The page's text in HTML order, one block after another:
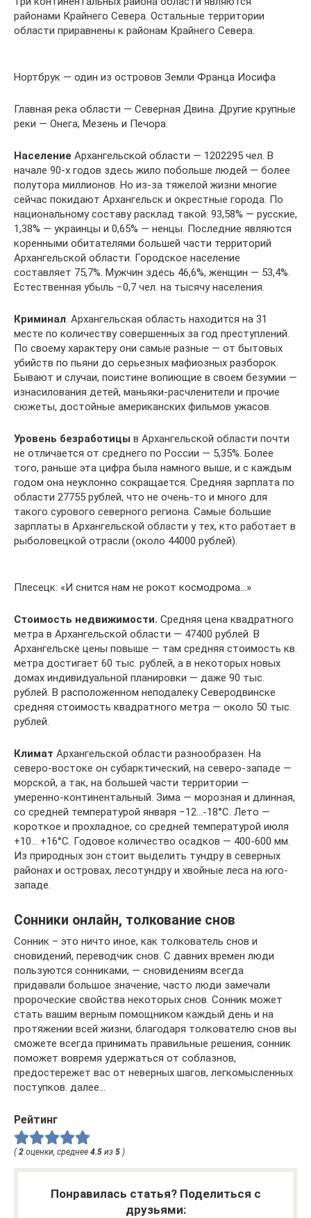
районами Крайнего Севера. Остальные территории
области приравнены к районам Крайнего Севера.
Нортбрук — один из островов Земли Франца Иосифа
Главная река области — Северная Двина. Другие крупные
реки — Онега, Мезень и Печора.
Население Архангельской области — 1202295 чел. В
начале 90-х годов здесь жило побольше людей — более
полутора миллионов. Но из-за тяжелой жизни многие
сейчас покидают Архангельск и окрестные города. По
национальному составу расклад такой: 93,58% — русские,
1,38% — украинцы и 0,65% — ненцы. Последние являются
коренными обитателями большей части территорий
Архангельской области. Городское население
составляет 75,7%. Мужчин здесь 46,6%, женщин — 53,4%.
Естественная убыль −0,7 чел. на тысячу населения.
Криминал . Архангельская область находится на 31
месте по количеству совершенных за год преступлений.
По своему характеру они самые разные — от бытовых
убийств по пьяни до серьезных мафиозных разборок.
Бывают и случаи, поистине вопиющие в своем безумии —
изнасилования детей, маньяки-расчленители и прочие
сюжеты, достойные американских фильмов ужасов.
Уровень безработицы в Архангельской области почти
не отличается от среднего по России — 5,35%. Более
того, раньше эта цифра была намного выше, и с каждым
годом она неуклонно сокращается. Средняя зарплата по
области 27755 рублей, что не очень-то и много для
такого сурового северного региона. Самые большие
зарплаты в Архангельской области у тех, кто работает в
рыболовецкой отрасли (около 44000 рублей).
Плесецк: «И снится нам не рокот космодрома…»
Стоимость недвижимости. Средняя цена квадратного
метра в Архангельской области — 47400 рублей. В
Архангельске цены повыше — там средняя стоимость кв.
метра достигает 60 тыс. рублей, а в некоторых новых
домах индивидуальной планировки — даже 90 тыс.
рублей. В расположенном неподалеку Северодвинске
средняя стоимость квадратного метра — около 50 тыс.
рублей.
Климат Архангельской области разнообразен. На
северо-востоке он субарктический, на северо-западе —
морской, а так, на большей части территории —
умеренно-континентальный. Зима — морозная и длинная,
со средней температурой января −12…-18°С. Лето —
короткое и прохладное, со средней температурой июля
+10… +16°С. Годовое количество осадков — 400-600 мм.
Из природных зон стоит выделить тундру в северных
районах и островах, лесотундру и хвойные леса на юго-
западе.
Сонники онлайн, толкование снов
Сонник – это ничто иное, как толкователь снов и
сновидений, переводчик снов. С давних времен люди
пользуются сонниками, — сновидениям всегда
придавали большое значение, часто люди замечали
пророческие свойства некоторых снов. Сонник может
стать вашим верным помощником каждый день и на
протяжении всей жизни, благодаря толкователю снов вы
сможете всегда принимать правильные решения, сонник
поможет вовремя удержаться от соблазнов,
предостережет вас от неверных шагов, легкомысленных
поступков. далее…
Рейтинг
( 2 оценки, среднее 4.5 из 5 )
Понравилась статья? Поделиться с
друзьями: